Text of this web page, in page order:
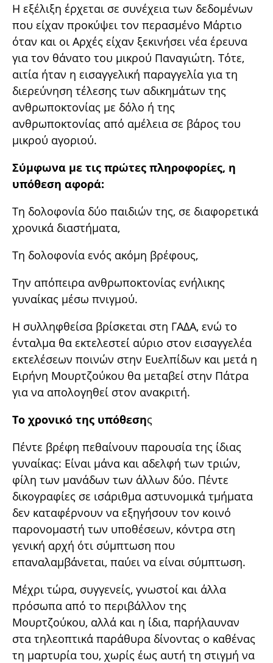
Η εξέλιξη έρχεται σε συνέχεια των δεδομένων
που είχαν προκύψει τον περασμένο Μάρτιο
όταν και οι Αρχές είχαν ξεκινήσει νέα έρευνα
για τον θάνατο του μικρού Παναγιώτη. Τότε,
αιτία ήταν η εισαγγελική παραγγελία για τη
διερεύνηση τέλεσης των αδικημάτων της
ανθρωποκτονίας με δόλο ή της
ανθρωποκτονίας από αμέλεια σε βάρος του
μικρού αγοριού.
Σύμφωνα με τις πρώτες πληροφορίες, η
υπόθεση αφορά:
Τη δολοφονία δύο παιδιών της, σε διαφορετικά
χρονικά διαστήματα,
Τη δολοφονία ενός ακόμη βρέφους,
Την απόπειρα ανθρωποκτονίας ενήλικης
γυναίκας μέσω πνιγμού.
Η συλληφθείσα βρίσκεται στη ΓΑΔΑ, ενώ το
ένταλμα θα εκτελεστεί αύριο στον εισαγγελέα
εκτελέσεων ποινών στην Ευελπίδων και μετά η
Ειρήνη Μουρτζούκου θα μεταβεί στην Πάτρα
για να απολογηθεί στον ανακριτή.
Το χρονικό της υπόθεσης
Πέντε βρέφη πεθαίνουν παρουσία της ίδιας
γυναίκας: Είναι μάνα και αδελφή των τριών,
φίλη των μανάδων των άλλων δύο. Πέντε
δικογραφίες σε ισάριθμα αστυνομικά τμήματα
δεν καταφέρνουν να εξηγήσουν τον κοινό
παρονομαστή των υποθέσεων, κόντρα στη
γενική αρχή ότι σύμπτωση που
επαναλαμβάνεται, παύει να είναι σύμπτωση.
Μέχρι τώρα, συγγενείς, γνωστοί και άλλα
πρόσωπα από το περιβάλλον της
Μουρτζούκου, αλλά και η ίδια, παρήλαυναν
στα τηλεοπτικά παράθυρα δίνοντας ο καθένας
τη μαρτυρία του, χωρίς έως αυτή τη στιγμή να